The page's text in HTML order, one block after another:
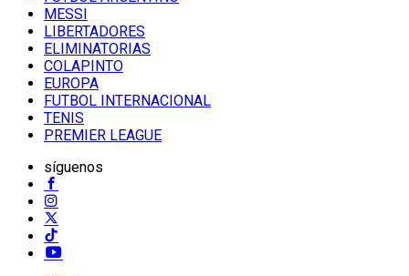
MESSI
LIBERTADORES
ELIMINATORIAS
COLAPINTO
EUROPA
FUTBOL INTERNACIONAL
TENIS
PREMIER LEAGUE
síguenos